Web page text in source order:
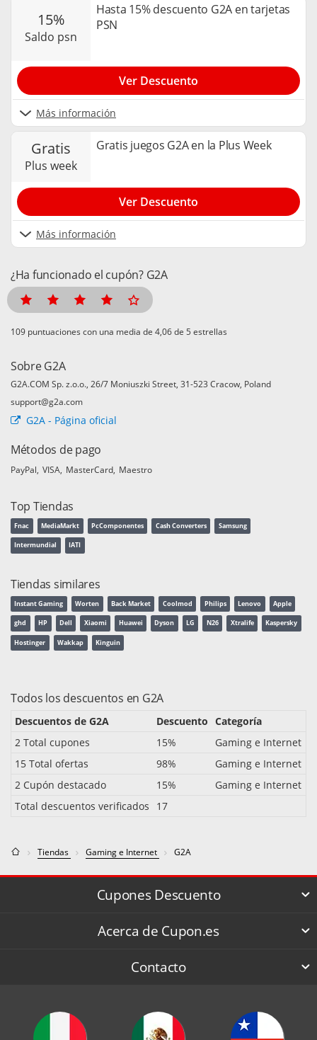
15%
saldo psn
Hasta 15% descuento G2A en tarjetas
PSN
Más información
Ver Descuento
gratis
plus week
Gratis juegos G2A en la Plus Week
Más información
Ver Descuento
¿Ha funcionado el cupón? G2A
puntuaciones con una media de de 5 estrellas
Sobre G2A
G2A.COM Sp. z.o.o., 26/7 Moniuszki Street, 31-523 Cracow, Poland
support@g2a.com
G2A - Página oficial
Métodos de pago
PayPal VISA MasterCard Maestro
Top Tiendas
Fnac MediaMarkt PcComponentes Cash Converters Samsung
Intermundial IATI
Tiendas similares
Instant Gaming Worten Back Market Coolmod Philips Lenovo Apple
ghd HP Dell Xiaomi Huawei Dyson LG N26 Xtralife Kaspersky
Hostinger Wakkap Kinguin
Todos los descuentos en G2A
Descuentos de G2A Descuento Categoría
2 Total cupones
15%
Gaming e Internet
15 Total ofertas
98%
Gaming e Internet
2 Cupón destacado
15%
Gaming e Internet
Total descuentos verificados
17
Tiendas Gaming e Internet G2A
Cupones Descuento
Acerca de Cupon.es
Contacto